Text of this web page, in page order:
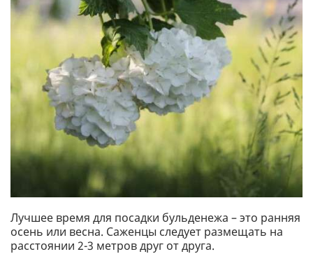
Лучшее время для посадки бульденежа – это ранняя
осень или весна. Саженцы следует размещать на
расстоянии 2-3 метров друг от друга.